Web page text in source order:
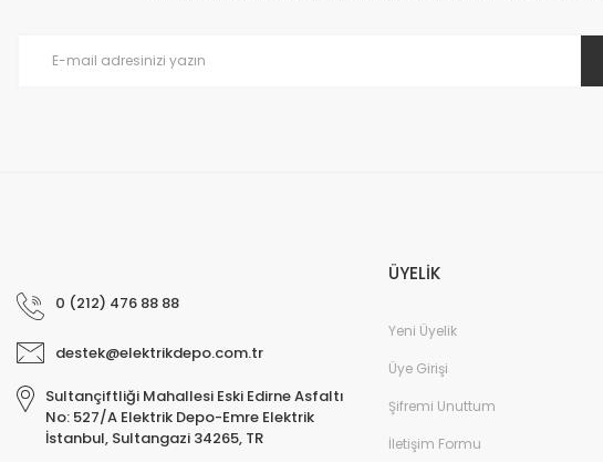
0 (212) 476 88 88
destek@elektrikdepo.com.tr
Sultançiftliği Mahallesi Eski Edirne Asfaltı
No: 527/A Elektrik Depo-Emre Elektrik
İstanbul, Sultangazi 34265, TR
ÜYELİK
Yeni Üyelik
Üye Girişi
Şifremi Unuttum
İletişim Formu